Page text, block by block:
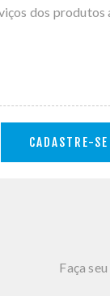
dos produtos
CADASTRE-SE
Faça